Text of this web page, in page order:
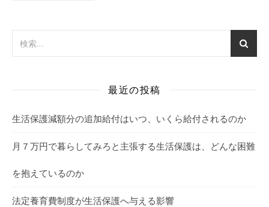
最近の投稿
生活保護減額分の追加給付はいつ、いくら給付されるのか
月７万円で暮らしてみろと主張する生活保護は、どんな困難
を抱えているのか
法定養育費制度が生活保護へ与える影響